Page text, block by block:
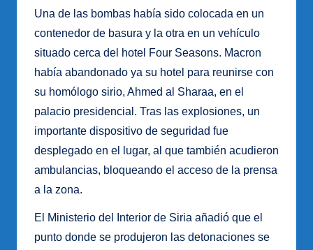
Una de las bombas había sido colocada en un
contenedor de basura y la otra en un vehículo
situado cerca del hotel Four Seasons. Macron
había abandonado ya su hotel para reunirse con
su homólogo sirio, Ahmed al Sharaa, en el
palacio presidencial. Tras las explosiones, un
importante dispositivo de seguridad fue
desplegado en el lugar, al que también acudieron
ambulancias, bloqueando el acceso de la prensa
a la zona.
El Ministerio del Interior de Siria añadió que el
punto donde se produjeron las detonaciones se